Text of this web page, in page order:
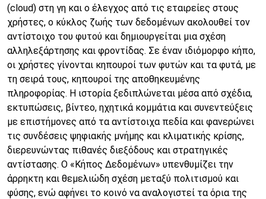
(cloud) στη γη και ο έλεγχος από τις εταιρείες στους
χρήστες, ο κύκλος ζωής των δεδομένων ακολουθεί τον
αντίστοιχο του φυτού και δημιουργείται μια σχέση
αλληλεξάρτησης και φροντίδας. Σε έναν ιδιόμορφο κήπο,
οι χρήστες γίνονται κηπουροί των φυτών και τα φυτά, με
τη σειρά τους, κηπουροί της αποθηκευμένης
πληροφορίας. Η ιστορία ξεδιπλώνεται μέσα από σχέδια,
εκτυπώσεις, βίντεο, ηχητικά κομμάτια και συνεντεύξεις
με επιστήμονες από τα αντίστοιχα πεδία και φανερώνει
τις συνδέσεις ψηφιακής μνήμης και κλιματικής κρίσης,
διερευνώντας πιθανές διεξόδους και στρατηγικές
αντίστασης. Ο «Κήπος Δεδομένων» υπενθυμίζει την
άρρηκτη και θεμελιώδη σχέση μεταξύ πολιτισμού και
φύσης, ενώ αφήνει το κοινό να αναλογιστεί τα όρια της